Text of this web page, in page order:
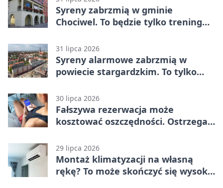
Syreny zabrzmią w gminie
Chociwel. To będzie tylko trening
31 lipca 2026
Syreny alarmowe zabrzmią w
powiecie stargardzkim. To tylko
30 lipca 2026
Fałszywa rezerwacja może
kosztować oszczędności. Ostrzega
29 lipca 2026
Montaż klimatyzacji na własną
rękę? To może skończyć się wysoką